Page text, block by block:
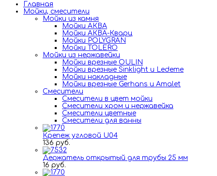
Главная
Мойки, смесители
Mойки из камня
Мойки АКВА
Мойки АКВА-Кварц
Мойки POLYGRAN
Мойки TOLERO
Мойки из нержавейки
Мойки врезные OULIN
Мойки врезные Sinklight и Ledeme
Мойки накладные
Мойки врезные Gerhans и Amalet
Смесители
Смесители в цвет мойки
Смесители хром и нержавейка
Смесители цветные
Смесители для ванны
Крепеж угловой U04
136 руб.
Держатель открытый для трубы 25 мм
16 руб.